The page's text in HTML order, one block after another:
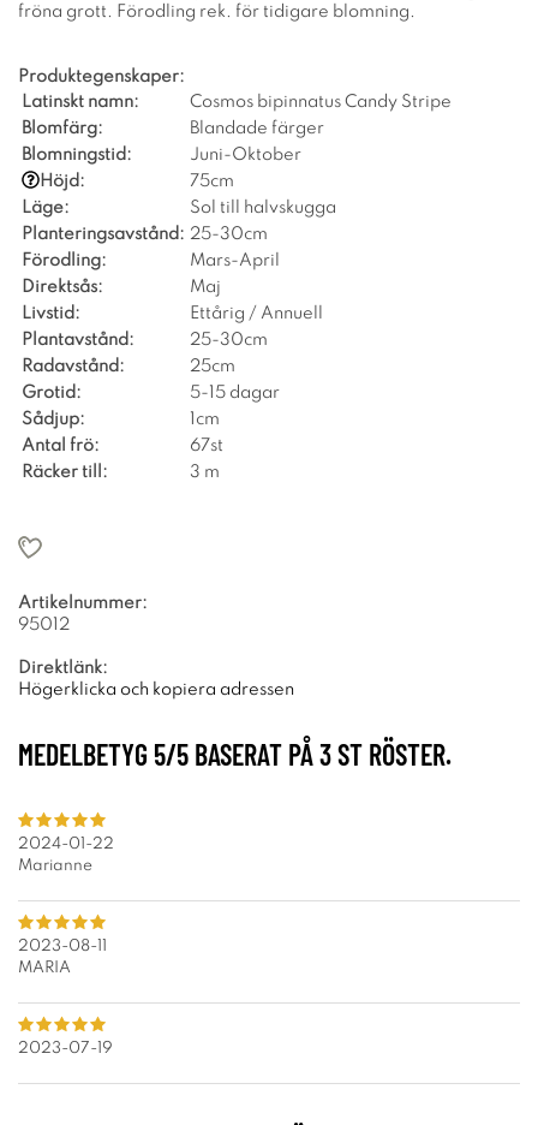
fröna grott. Förodling rek. för tidigare blomning.
Produktegenskaper:
Latinskt namn:
Cosmos bipinnatus Candy Stripe
Blomfärg:
Blandade färger
Blomningstid:
Juni-Oktober
Höjd:
75cm
Läge:
Sol till halvskugga
Planteringsavstånd: 25-30cm
Förodling:
Mars-April
Direktsås:
Maj
Livstid:
Ettårig / Annuell
Plantavstånd:
25-30cm
Radavstånd:
25cm
Grotid:
5-15 dagar
Sådjup:
1cm
Antal frö:
67st
Räcker till:
3 m
Artikelnummer:
95012
Direktlänk:
Högerklicka och kopiera adressen
MEDELBETYG 5/5 BASERAT PÅ3ST RÖSTER.
2024-01-22
Marianne
2023-08-11
MARIA
2023-07-19